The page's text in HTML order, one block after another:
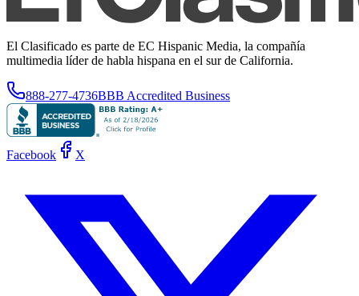
El Clasificado es parte de EC Hispanic Media, la compañía
multimedia líder de habla hispana en el sur de California.
888-277-4736BBB Accredited Business
Facebook X